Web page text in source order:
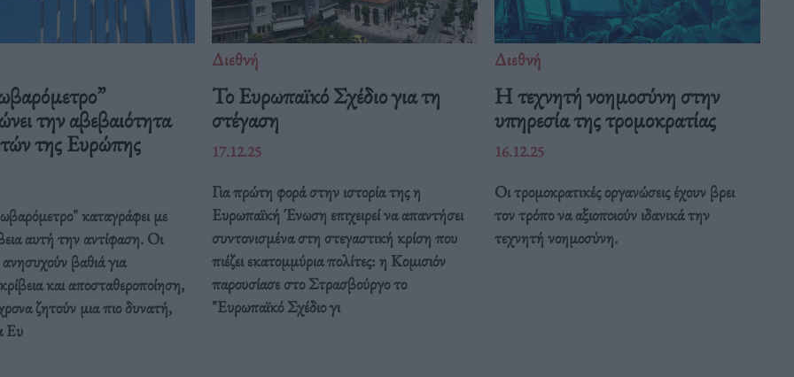
την αβεβαιότητα
της Ευρώπης
καταγράφει με
αυτή την αντίφαση. Oι
βαθιά για
και αποσταθεροποίηση,
ζητούν μια πιο δυνατή,
Ευ
Διεθνή
Το Ευρωπαϊκό Σχέδιο για τη
στέγαση
17.12.25
Για πρώτη φορά στην ιστορία της η
Ευρωπαϊκή Ένωση επιχειρεί να απαντήσει
συντονισμένα στη στεγαστική κρίση που
πιέζει εκατομμύρια πολίτες: η Κομισιόν
παρουσίασε στο Στρασβούργο το
"Ευρωπαϊκό Σχέδιο γι
Διεθνή
Η τεχνητή νοημοσύνη στην
υπηρεσία της τρομοκρατίας
16.12.25
Οι τρομοκρατικές οργανώσεις έχουν βρει
τον τρόπο να αξιοποιούν ιδανικά την
τεχνητή νοημοσύνη.